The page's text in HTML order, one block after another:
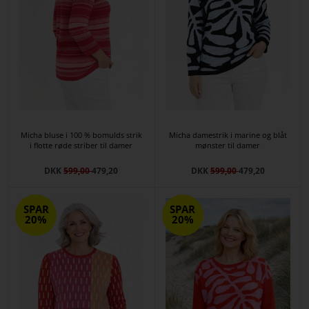
Micha bluse i 100 % bomulds strik
i flotte røde striber til damer
DKK599,00479,20
Micha damestrik i marine og blåt
mønster til damer
DKK599,00479,20
SPAR
20%
SPAR
20%